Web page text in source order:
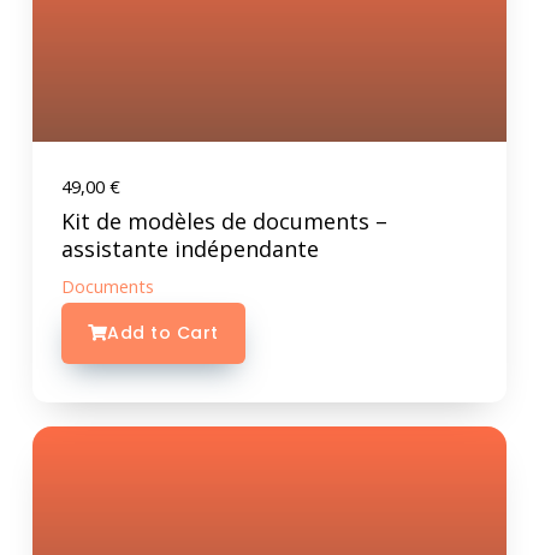
49,00 €
Kit de modèles de documents –
assistante indépendante
Documents
Add to Cart